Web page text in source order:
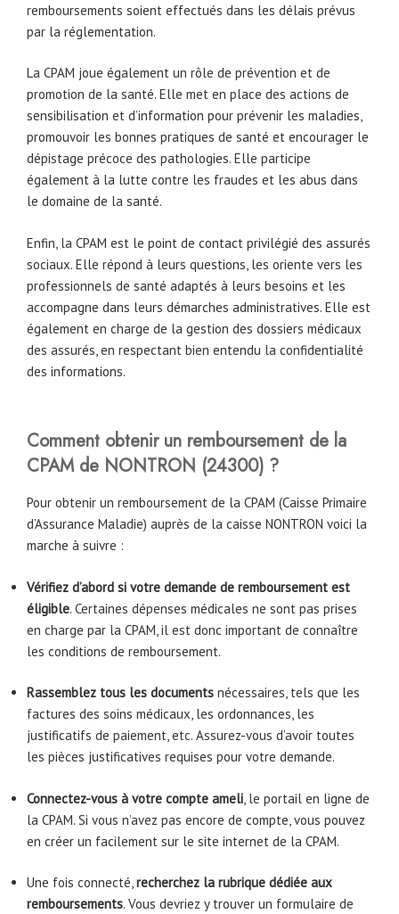
remboursements soient effectués dans les délais prévus
par la réglementation.
La CPAM joue également un rôle de prévention et de
promotion de la santé. Elle met en place des actions de
sensibilisation et d’information pour prévenir les maladies,
promouvoir les bonnes pratiques de santé et encourager le
dépistage précoce des pathologies. Elle participe
également à la lutte contre les fraudes et les abus dans
le domaine de la santé.
Enfin, la CPAM est le point de contact privilégié des assurés
sociaux. Elle répond à leurs questions, les oriente vers les
professionnels de santé adaptés à leurs besoins et les
accompagne dans leurs démarches administratives. Elle est
également en charge de la gestion des dossiers médicaux
des assurés, en respectant bien entendu la confidentialité
des informations.
Comment obtenir un remboursement de la
CPAM de NONTRON (24300) ?
Pour obtenir un remboursement de la CPAM (Caisse Primaire
d’Assurance Maladie) auprès de la caisse NONTRON voici la
marche à suivre :
Vérifiez d’abord si votre demande de remboursement est
éligible. Certaines dépenses médicales ne sont pas prises
en charge par la CPAM, il est donc important de connaître
les conditions de remboursement.
Rassemblez tous les documents nécessaires, tels que les
factures des soins médicaux, les ordonnances, les
justificatifs de paiement, etc. Assurez-vous d’avoir toutes
les pièces justificatives requises pour votre demande.
Connectez-vous à votre compte ameli, le portail en ligne de
la CPAM. Si vous n’avez pas encore de compte, vous pouvez
en créer un facilement sur le site internet de la CPAM.
Une fois connecté,recherchez la rubrique dédiée aux
remboursements. Vous devriez y trouver un formulaire de